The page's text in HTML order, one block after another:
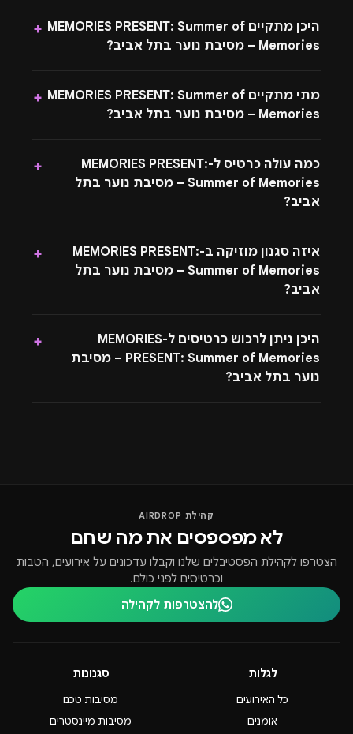
היכן מתקיים MEMORIES PRESENT: Summer of
Memories – מסיבת נוער בתל אביב?
+
מתי מתקיים MEMORIES PRESENT: Summer of
Memories – מסיבת נוער בתל אביב?
+
כמה עולה כרטיס ל-MEMORIES PRESENT:
Summer of Memories – מסיבת נוער בתל
אביב?
+
איזה סגנון מוזיקה ב-MEMORIES PRESENT:
Summer of Memories – מסיבת נוער בתל
אביב?
+
היכן ניתן לרכוש כרטיסים ל-MEMORIES
PRESENT: Summer of Memories – מסיבת
נוער בתל אביב?
+
קהילת AIRDROP
לא מפספסים את מה שחם
הצטרפו לקהילת הפסטיבלים שלנו וקבלו עדכונים על אירועים, הטבות
וכרטיסים לפני כולם.
להצטרפות לקהילה
לגלות
כל האירועים
אומנים
סגנונות
מסיבות טכנו
מסיבות מיינסטרים